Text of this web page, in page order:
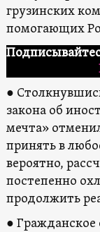
грузинских
помогающих
●
закона об
мечта»
принять в
вероятно,
постепенно
продолжить
●